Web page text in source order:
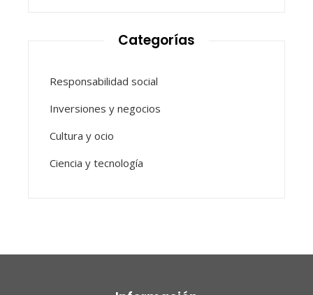
Categorías
Responsabilidad social
Inversiones y negocios
Cultura y ocio
Ciencia y tecnología